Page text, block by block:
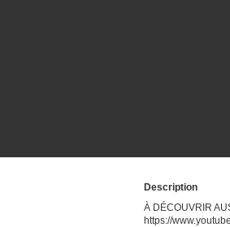
Description
À DÉCOUVRIR
https://